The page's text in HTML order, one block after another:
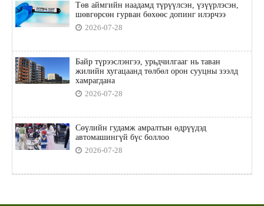
Төв аймгийн наадамд түрүүлсэн, үзүүрлэсэн,
шөвгөрсөн гурван бөхөөс допинг илэрчээ
2026-07-28
Байр түрээслэнгээ, урьдчилгааг нь таван
жилийн хугацаанд төлбөл орон сууцны зээлд
хамрагдана
2026-07-28
Сөүлийн гудамж амралтын өдрүүдэд
автомашингүй бүс боллоо
2026-07-28